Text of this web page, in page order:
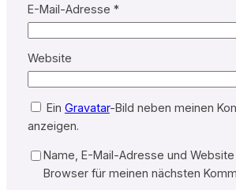
E-Mail-Adresse *
Website
Ein Gravatar-Bild neben meinen
anzeigen.
Name, E-Mail-Adresse und
Browser für meinen nächsten